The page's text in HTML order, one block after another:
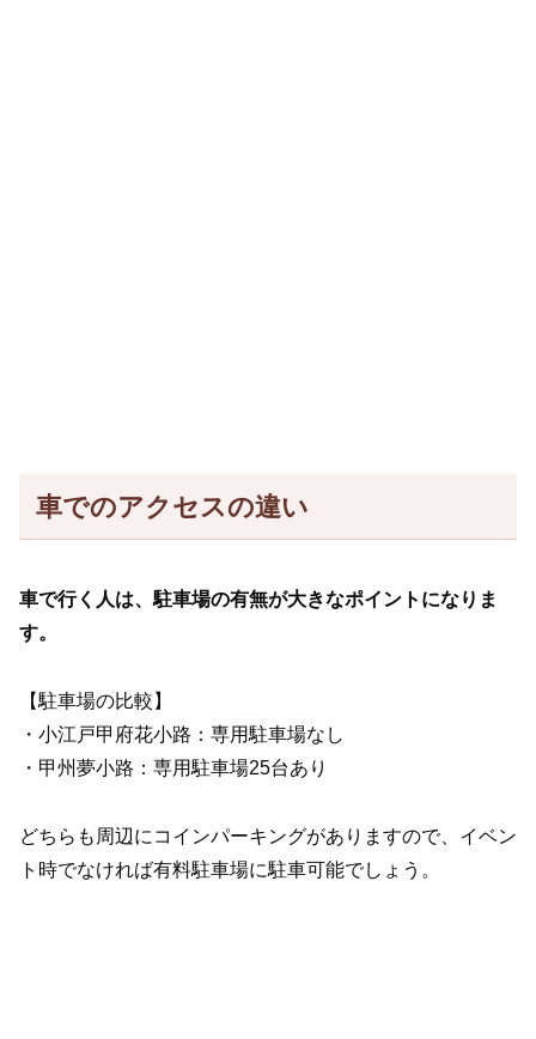
車でのアクセスの違い
車で行く人は、駐車場の有無が大きなポイントになりま
す。
【駐車場の比較】
・小江戸甲府花小路：専用駐車場なし
・甲州夢小路：専用駐車場25台あり
どちらも周辺にコインパーキングがありますので、イベン
ト時でなければ有料駐車場に駐車可能でしょう。